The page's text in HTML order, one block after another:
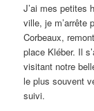
J’ai mes petites
ville, je m’arrête
Corbeaux,
place Kléber. Il
visitant notre
le plus souvent
suivi.